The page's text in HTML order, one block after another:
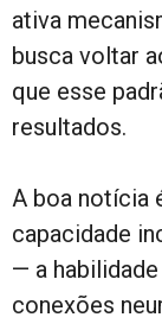
ativa
busca voltar
que esse
resultados.
A boa notícia
capacidade
— a
conexões